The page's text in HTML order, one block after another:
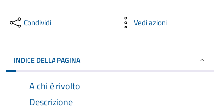
Condividi Vedi azioni
INDICE DELLA PAGINA
A chi è rivolto
Descrizione